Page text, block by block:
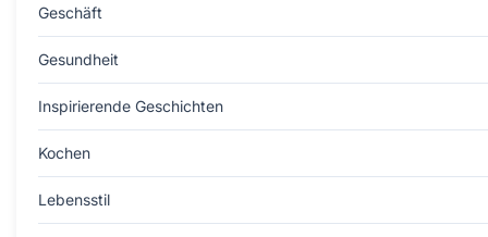
Geschäft
Gesundheit
Inspirierende Geschichten
Kochen
Lebensstil